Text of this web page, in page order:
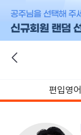
편입영어